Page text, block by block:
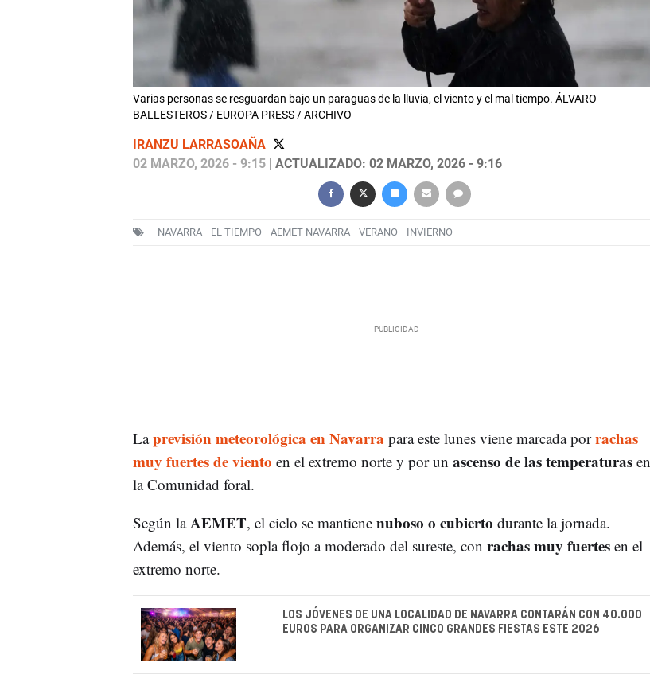
Varias personas se resguardan bajo un paraguas de la lluvia, el viento y el mal tiempo. ÁLVARO
BALLESTEROS / EUROPA PRESS / ARCHIVO
IRANZU LARRASOAÑA
02 MARZO, 2026 - 9:15| ACTUALIZADO: 02 MARZO, 2026 - 9:16
NAVARRA EL TIEMPO AEMET NAVARRA VERANO INVIERNO
Laprevisión meteorológica en Navarra para este lunes viene marcada porrachas
muy fuertes de viento en el extremo norte y por un ascenso de las temperaturasen
la Comunidad foral.
Según laAEMET, el cielo se mantiene nuboso o cubierto durante la jornada.
Además, el viento sopla flojo a moderado del sureste, con rachas muy fuertesen el
extremo norte.
LOS JÓVENES DE UNA LOCALIDAD DE NAVARRA CONTARÁN CON 40.000
EUROS PARA ORGANIZAR CINCO GRANDES FIESTAS ESTE 2026